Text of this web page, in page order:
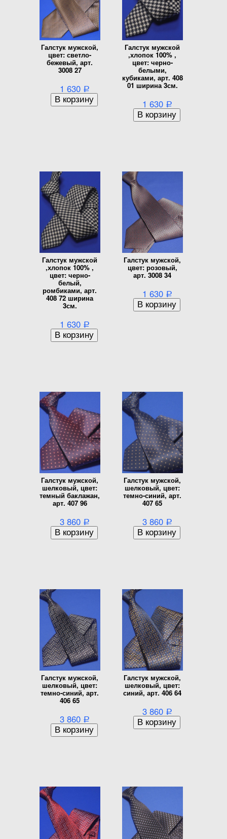
Галстук мужской,
цвет: светло-
бежевый, арт.
3008 27
1 630 Р
Галстук мужской
,хлопок 100% ,
цвет: черно-
белыми,
кубиками, арт. 408
01 ширина 3см.
1 630 Р
Галстук мужской
,хлопок 100% ,
цвет: черно-
белый,
ромбиками, арт.
408 72 ширина
3см.
1 630 Р
Галстук мужской,
цвет: розовый,
арт. 3008 34
1 630 Р
Галстук мужской,
шелковый, цвет:
темный баклажан,
арт. 407 96
3 860 Р
Галстук мужской,
шелковый, цвет:
темно-синий, арт.
407 65
3 860 Р
Галстук мужской,
шелковый, цвет:
темно-синий, арт.
406 65
3 860 Р
Галстук мужской,
шелковый, цвет:
синий, арт. 406 64
3 860 Р